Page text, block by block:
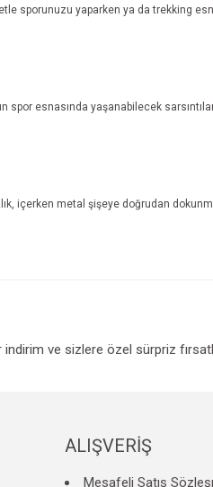
sporunuzu yaparken ya da trekking
spor esnasında yaşanabilecek
içerken metal şişeye doğrudan
görüntülenemiyor.
olmalı.
ve sizlere özel sürpriz
ALIŞVERİŞ
Mesafeli Satış